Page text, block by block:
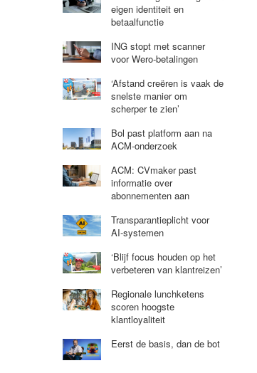
eigen identiteit en
betaalfunctie
ING stopt met scanner
voor Wero-betalingen
‘Afstand creëren is vaak de
snelste manier om
scherper te zien’
Bol past platform aan na
ACM-onderzoek
ACM: CVmaker past
informatie over
abonnementen aan
Transparantieplicht voor
AI-systemen
‘Blijf focus houden op het
verbeteren van klantreizen’
Regionale lunchketens
scoren hoogste
klantloyaliteit
Eerst de basis, dan de bot